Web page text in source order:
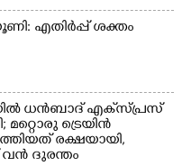
എതിർപ്പ് ശക്തം
ധൻബാദ് എക്‌സ്പ്രസ്
മറ്റൊരു ട്രെയിൻ
രക്ഷയായി,
വൻ ദുരന്തം